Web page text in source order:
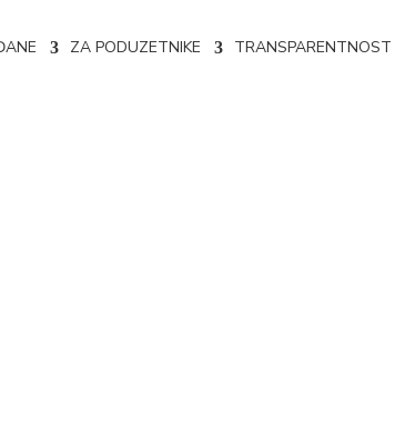
ZA PODUZETNIKE TRANSPARENTNOST